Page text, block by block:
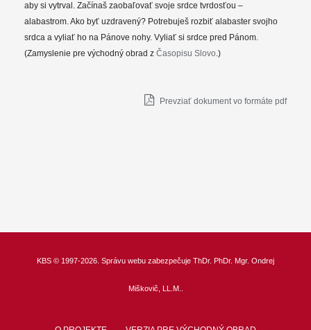
aby si vytrval. Začínaš zaobaľovať svoje srdce tvrdosťou –
alabastrom. Ako byť uzdravený? Potrebuješ rozbiť alabaster svojho
srdca a vyliať ho na Pánove nohy. Vyliať si srdce pred Pánom.
(Zamyslenie pre východný obrad z Časopisu Slovo.)
Prevziať dokument vo formáte pdf
KBS © 1997-2026. Správu webu zabezpečuje ThDr. PhDr. Mgr. Ondrej
Miškovič, LL.M.